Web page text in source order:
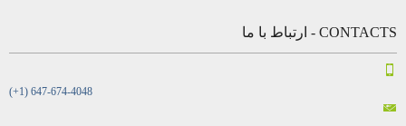
CONTACTS - ارتباط با ما
(+1) 647-674-4048